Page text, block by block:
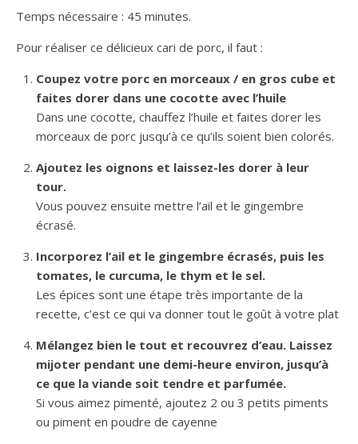
Temps nécessaire : 45 minutes.
Pour réaliser ce délicieux cari de porc, il faut :
Coupez votre porc en morceaux / en gros cube et
faites dorer dans une cocotte avec l’huile
Dans une cocotte, chauffez l’huile et faites dorer les
morceaux de porc jusqu’à ce qu’ils soient bien colorés.
Ajoutez les oignons et laissez-les dorer à leur
tour.
Vous pouvez ensuite mettre l’ail et le gingembre
écrasé.
Incorporez l’ail et le gingembre écrasés, puis les
tomates, le curcuma, le thym et le sel.
Les épices sont une étape très importante de la
recette, c’est ce qui va donner tout le goût à votre plat
Mélangez bien le tout et recouvrez d’eau. Laissez
mijoter pendant une demi-heure environ, jusqu’à
ce que la viande soit tendre et parfumée.
Si vous aimez pimenté, ajoutez 2 ou 3 petits piments
ou piment en poudre de cayenne